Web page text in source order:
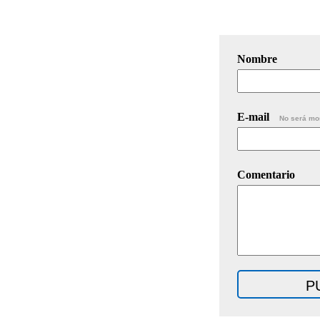
Nombre
E-mail No será
Comentario